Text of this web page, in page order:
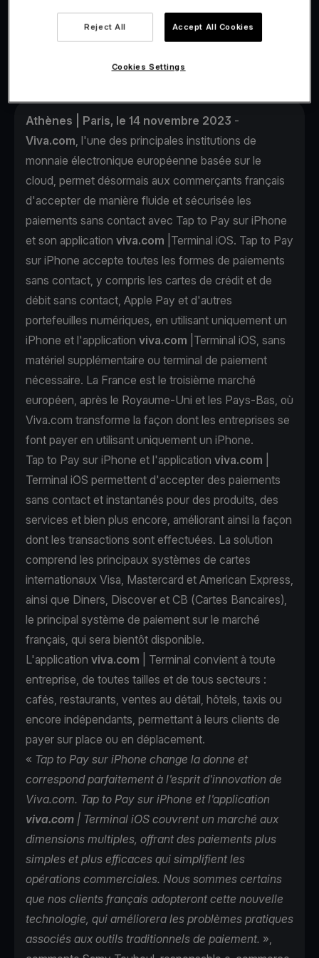
paiements sans contact via
l'iPhone.
Athènes | Paris, le 14 novembre 2023 -
Viva.com, l'une des principales institutions de
monnaie électronique européenne basée sur le
cloud, permet désormais aux commerçants français
d'accepter de manière fluide et sécurisée les
paiements sans contact avec Tap to Pay sur iPhone
et son application viva.com |Terminal iOS. Tap to Pay
sur iPhone accepte toutes les formes de paiements
sans contact, y compris les cartes de crédit et de
débit sans contact, Apple Pay et d'autres
portefeuilles numériques, en utilisant uniquement un
iPhone et l'application viva.com |Terminal iOS, sans
matériel supplémentaire ou terminal de paiement
nécessaire. La France est le troisième marché
européen, après le Royaume-Uni et les Pays-Bas, où
Viva.com transforme la façon dont les entreprises se
font payer en utilisant uniquement un iPhone.
Tap to Pay sur iPhone et l'application viva.com
Terminal iOS permettent d'accepter des paiements
sans contact et instantanés pour des produits, des
services et bien plus encore, améliorant ainsi la façon
dont les transactions sont effectuées. La solution
comprend les principaux systèmes de cartes
internationaux Visa, Mastercard et American Express,
ainsi que Diners, Discover et CB (Cartes Bancaires),
le principal système de paiement sur le marché
français, qui sera bientôt disponible.
L'application viva.com | Terminal convient à toute
entreprise, de toutes tailles et de tous secteurs :
cafés, restaurants, ventes au détail, hôtels, taxis ou
encore indépendants, permettant à leurs clients de
payer sur place ou en déplacement.
« Tap to Pay sur iPhone change la donne et
correspond parfaitement à l'esprit d'innovation de
Viva.com. Tap to Pay sur iPhone et l'application
viva.com | Terminal iOS couvrent un marché aux
dimensions multiples, offrant des paiements plus
simples et plus efficaces qui simplifient les
opérations commerciales. Nous sommes certains
que nos clients français adopteront cette nouvelle
technologie, qui améliorera les problèmes pratiques
associés aux outils traditionnels de paiement. »,
Reject All Accept All Cookies
Cookies Settings